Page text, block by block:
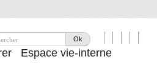
Ok
Espace vie-interne